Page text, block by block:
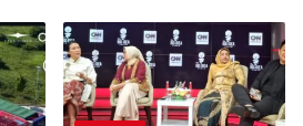
Ditangkap Saat Hendak
Kabur